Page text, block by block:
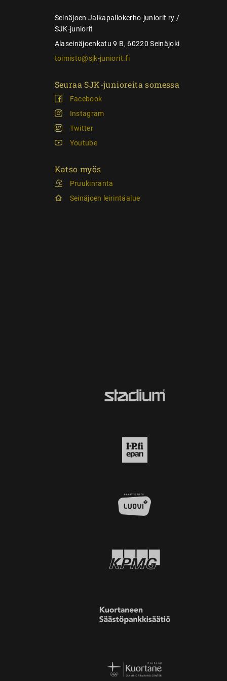
Seinäjoen Jalkapallokerho-juniorit ry /
SJK-juniorit
Alaseinäjoenkatu 9 B, 60220 Seinäjoki
toimisto@sjk-juniorit.fi
Seuraa SJK-junioreita somessa
Facebook
Instagram
Twitter
Youtube
Katso myös
Pruukinranta
Seinäjoen leirintäalue